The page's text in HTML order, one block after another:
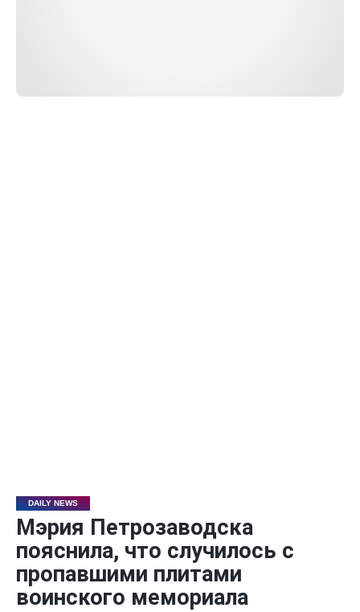
DAILY NEWS
Мэрия Петрозаводска
пояснила, что случилось с
пропавшими плитами
воинского мемориала